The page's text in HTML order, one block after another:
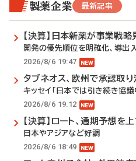
製薬企業 最新記事
【決算】日本新薬が事業戦略
開発の優先順位を明確化、導出
2026/8/6 19:47
タブネオス、欧州で承認取り
キッセイ「日本では引き続き協議
2026/8/6 19:12
【決算】ロート、通期予想を
日本やアジアなど好調
2026/8/6 18:49